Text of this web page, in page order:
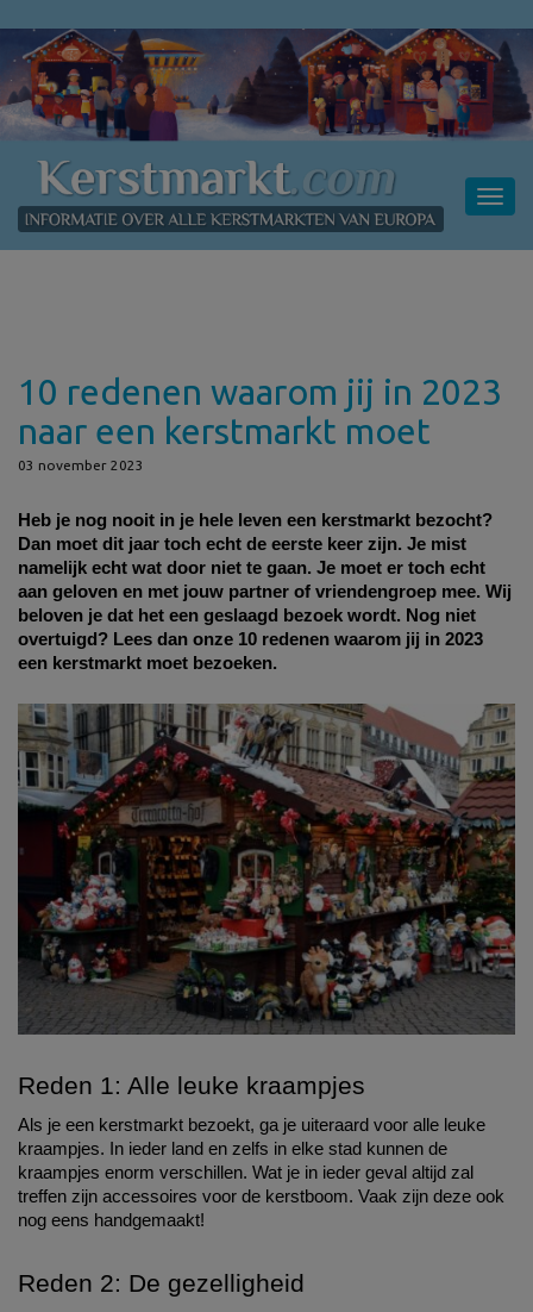
10 redenen waarom jij in 2023
naar een kerstmarkt moet
03 november 2023
Heb je nog nooit in je hele leven een kerstmarkt bezocht?
Dan moet dit jaar toch echt de eerste keer zijn. Je mist
namelijk echt wat door niet te gaan. Je moet er toch echt
aan geloven en met jouw partner of vriendengroep mee. Wij
beloven je dat het een geslaagd bezoek wordt. Nog niet
overtuigd? Lees dan onze 10 redenen waarom jij in 2023
een kerstmarkt moet bezoeken.
Reden 1: Alle leuke kraampjes
Als je een kerstmarkt bezoekt, ga je uiteraard voor alle leuke
kraampjes. In ieder land en zelfs in elke stad kunnen de
kraampjes enorm verschillen. Wat je in ieder geval altijd zal
treffen zijn accessoires voor de kerstboom. Vaak zijn deze ook
nog eens handgemaakt!
Reden 2: De gezelligheid